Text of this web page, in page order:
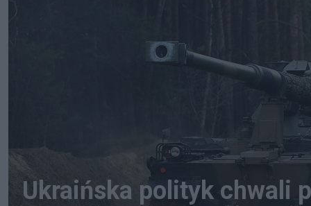
Ukraińska polityk chwali